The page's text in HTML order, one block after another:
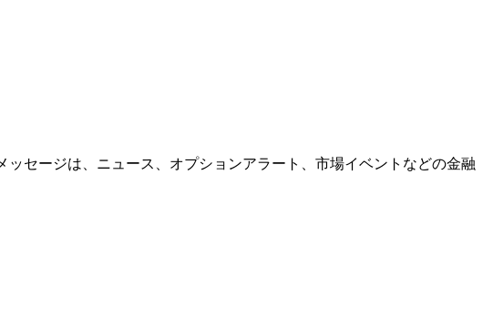
ッセージは、ニュース、オプションアラート、市場イベントなどの金融